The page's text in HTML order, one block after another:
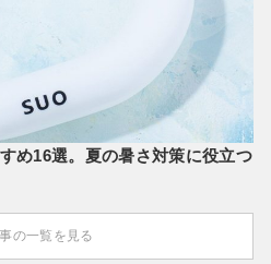
め16選。夏の暑さ対策に役立つ
の一覧を見る